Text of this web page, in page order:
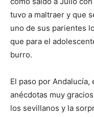
tuvo a maltraer y que
uno de sus parientes
que para el
burro.
El paso por
anécdotas muy
los sevillanos y la